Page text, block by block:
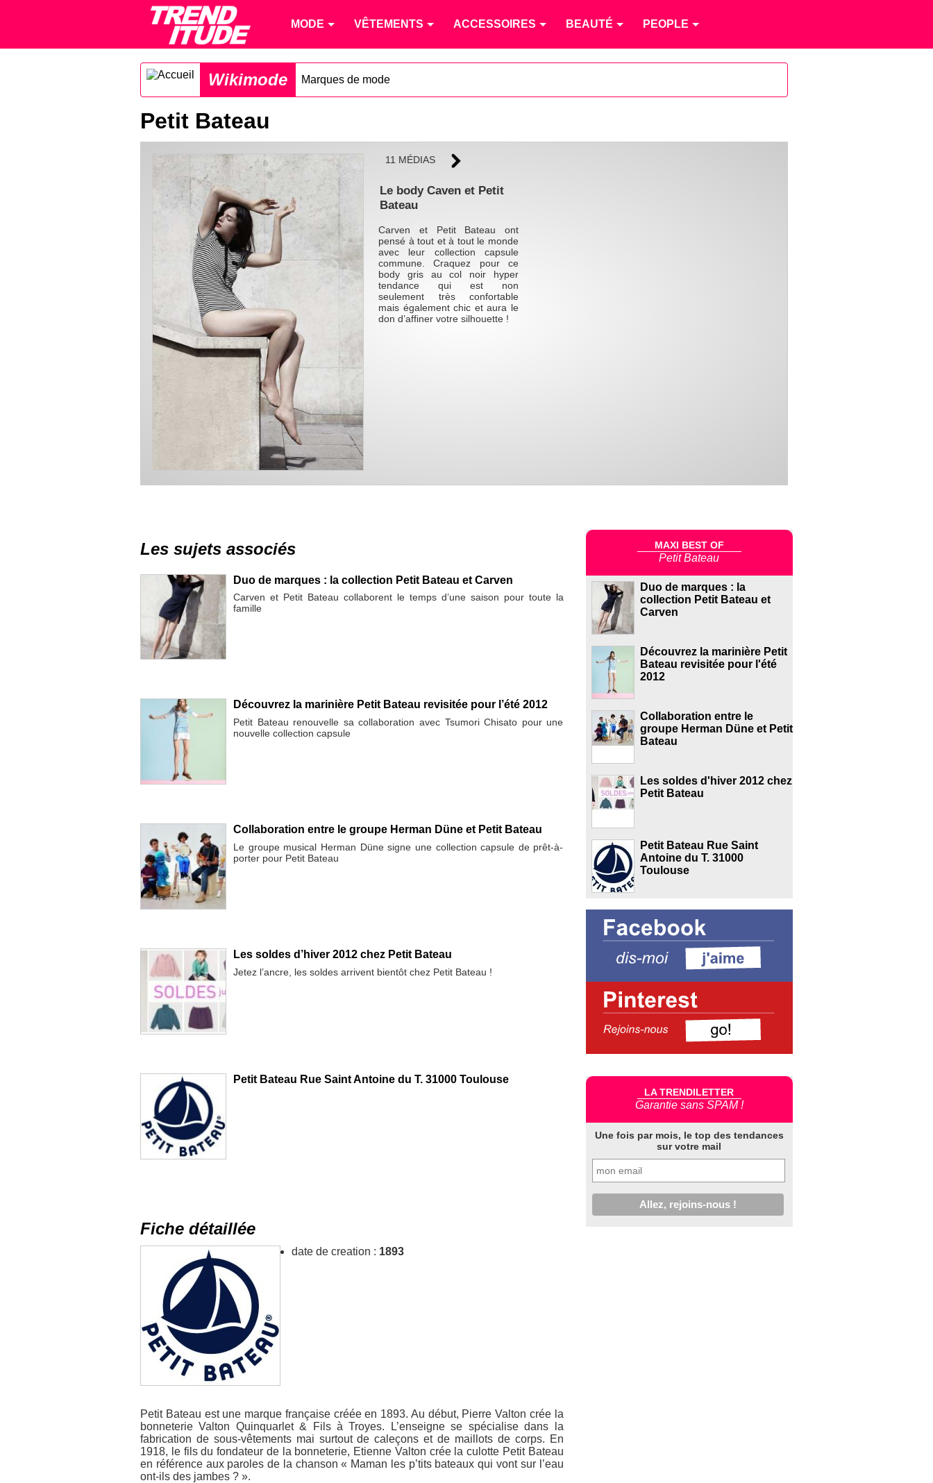
MODE VÊTEMENTS ACCESSOIRES BEAUTÉ PEOPLE
Wikimode Marques de mode
Petit Bateau
11 MÉDIAS
Le body Caven et Petit
Bateau
Carven et Petit Bateau ont
pensé à tout et à tout le monde
avec leur collection capsule
commune. Craquez pour ce
body gris au col noir hyper
tendance qui est non
seulement très confortable
mais également chic et aura le
don d’affiner votre silhouette !
Les sujets associés
Duo de marques : la collection Petit Bateau et Carven
Carven et Petit Bateau collaborent le temps d’une saison pour toute la
famille
Découvrez la marinière Petit Bateau revisitée pour l’été 2012
Petit Bateau renouvelle sa collaboration avec Tsumori Chisato pour une
nouvelle collection capsule
Collaboration entre le groupe Herman Düne et Petit Bateau
Le groupe musical Herman Düne signe une collection capsule de prêt-à-
porter pour Petit Bateau
Les soldes d’hiver 2012 chez Petit Bateau
Jetez l’ancre, les soldes arrivent bientôt chez Petit Bateau !
Petit Bateau Rue Saint Antoine du T. 31000 Toulouse
Fiche détaillée
date de creation : 1893
Petit Bateau est une marque française créée en 1893. Au début, Pierre Valton crée la
bonneterie Valton Quinquarlet & Fils à Troyes. L’enseigne se spécialise dans la
fabrication de sous-vêtements mai surtout de caleçons et de maillots de corps. En
1918, le fils du fondateur de la bonneterie, Etienne Valton crée la culotte Petit Bateau
en référence aux paroles de la chanson « Maman les p’tits bateaux qui vont sur l’eau
ont-ils des jambes ? ».
MAXI BEST OF
Petit Bateau
Duo de marques : la
collection Petit Bateau et
Carven
Découvrez la marinière Petit
Bateau revisitée pour l'été
2012
Collaboration entre le
groupe Herman Düne et Petit
Bateau
Les soldes d'hiver 2012 chez
Petit Bateau
Petit Bateau Rue Saint
Antoine du T. 31000
Toulouse
LA TRENDILETTER
Garantie sans SPAM !
Une fois par mois, le top des tendances
sur votre mail